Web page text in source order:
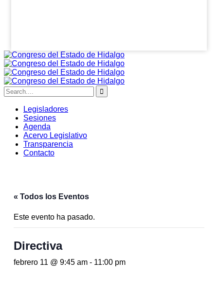
Legisladores
Sesiones
Agenda
Acervo Legislativo
Transparencia
Contacto
« Todos los Eventos
Este evento ha pasado.
Directiva
febrero 11 @ 9:45 am - 11:00 pm